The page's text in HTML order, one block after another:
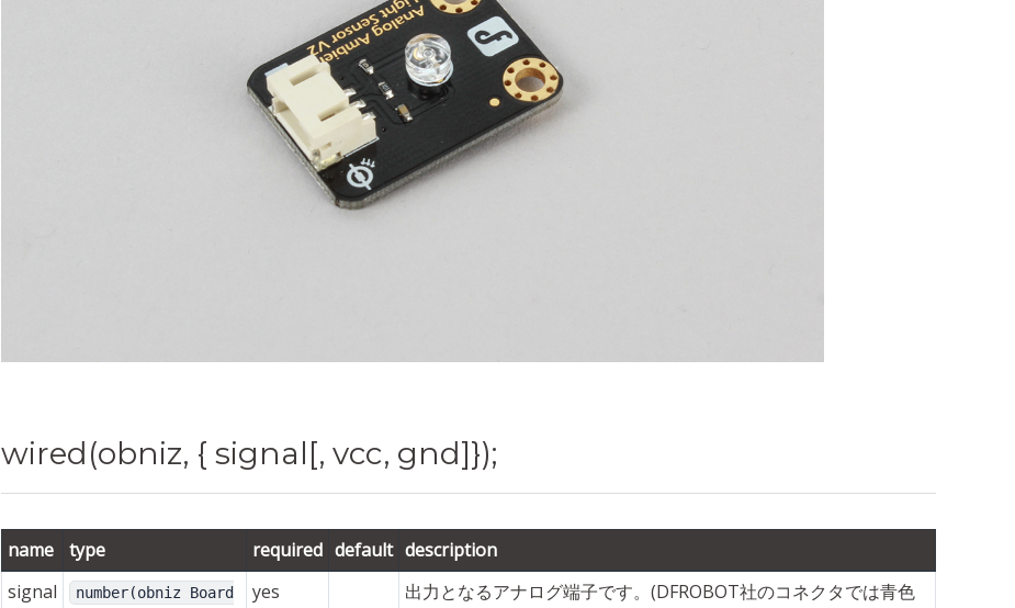
wired(obniz, { signal[, vcc, gnd]});
name type required default description
signal
number(obniz Board
yes
出力となるアナログ端子です。(DFROBOT社のコネクタでは青色